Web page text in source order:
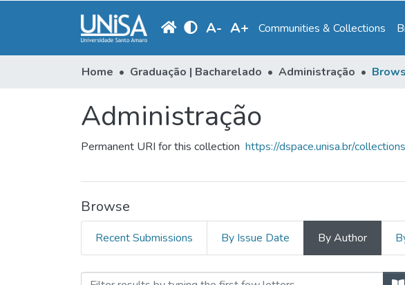
A- A+ Communities & Collections
Home Graduação | Bacharelado Administração
Administração
Permanent URI for this collection https://dspace.unisa.br/
Browse
Recent Submissions By Issue Date By Author